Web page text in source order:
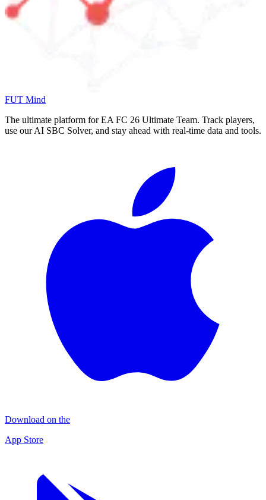
FUT Mind
The ultimate platform for EA FC 26 Ultimate Team. Track players,
use our AI SBC Solver, and stay ahead with real-time data and tools.
Download on the
App Store